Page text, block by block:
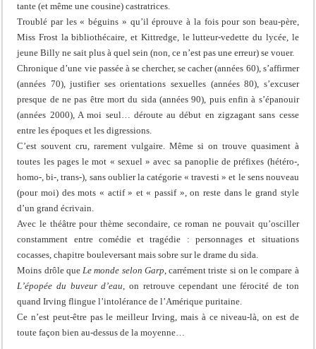
tante (et même une cousine) castratrices.
Troublé par les « béguins » qu’il éprouve à la fois pour son beau-père,
Miss Frost la bibliothécaire, et Kittredge, le lutteur-vedette du lycée, le
jeune Billy ne sait plus à quel sein (non, ce n’est pas une erreur) se vouer.
Chronique d’une vie passée à se chercher, se cacher (années 60), s’affirmer
(années 70), justifier ses orientations sexuelles (années 80), s’excuser
presque de ne pas être mort du sida (années 90), puis enfin à s’épanouir
(années 2000), A moi seul… déroute au début en zigzagant sans cesse
entre les époques et les digressions.
C’est souvent cru, rarement vulgaire. Même si on trouve quasiment à
toutes les pages le mot « sexuel » avec sa panoplie de préfixes (hétéro-,
homo-, bi-, trans-), sans oublier la catégorie « travesti » et le sens nouveau
(pour moi) des mots « actif » et « passif », on reste dans le grand style
d’un grand écrivain.
Avec le théâtre pour thème secondaire, ce roman ne pouvait qu’osciller
constamment entre comédie et tragédie : personnages et situations
cocasses, chapitre bouleversant mais sobre sur le drame du sida.
Moins drôle queLe monde selon Garp, carrément triste si on le compare à
L’épopée du buveur d’eau, on retrouve cependant une férocité de ton
quand Irving flingue l’intolérance de l’Amérique puritaine.
Ce n’est peut-être pas le meilleur Irving, mais à ce niveau-là, on est de
toute façon bien au-dessus de la moyenne…